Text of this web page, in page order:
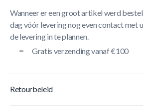
Wanneer er een groot artikel werd
dag vóór levering nog even contact met
de levering in te plannen.
Gratis verzending vanaf €100
Retourbeleid